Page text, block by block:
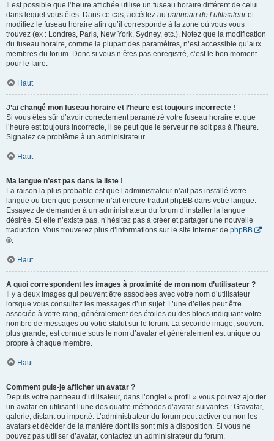
Il est possible que l’heure affichée utilise un fuseau horaire différent de celui
dans lequel vous êtes. Dans ce cas, accédez au panneau de l’utilisateuret
modifiez le fuseau horaire afin qu’il corresponde à la zone où vous vous
trouvez (ex : Londres, Paris, New York, Sydney, etc.). Notez que la modification
du fuseau horaire, comme la plupart des paramètres, n’est accessible qu’aux
membres du forum. Donc si vous n’êtes pas enregistré, c’est le bon moment
pour le faire.
Haut
J’ai changé mon fuseau horaire et l’heure est toujours incorrecte !
Si vous êtes sûr d’avoir correctement paramétré votre fuseau horaire et que
l’heure est toujours incorrecte, il se peut que le serveur ne soit pas à l’heure.
Signalez ce problème à un administrateur.
Haut
Ma langue n’est pas dans la liste !
La raison la plus probable est que l’administrateur n’ait pas installé votre
langue ou bien que personne n’ait encore traduit phpBB dans votre langue.
Essayez de demander à un administrateur du forum d’installer la langue
désirée. Si elle n’existe pas, n’hésitez pas à créer et partager une nouvelle
traduction. Vous trouverez plus d’informations sur le site Internet de phpBB
®.
Haut
A quoi correspondent les images à proximité de mon nom d’utilisateur ?
Il y a deux images qui peuvent être associées avec votre nom d’utilisateur
lorsque vous consultez les messages d’un sujet. L’une d’elles peut être
associée à votre rang, généralement des étoiles ou des blocs indiquant votre
nombre de messages ou votre statut sur le forum. La seconde image, souvent
plus grande, est connue sous le nom d’avatar et généralement est unique ou
propre à chaque membre.
Haut
Comment puis-je afficher un avatar ?
Depuis votre panneau d’utilisateur, dans l’onglet « profil » vous pouvez ajouter
un avatar en utilisant l’une des quatre méthodes d’avatar suivantes : Gravatar,
galerie, distant ou importé. L’administrateur du forum peut activer ou non les
avatars et décider de la manière dont ils sont mis à disposition. Si vous ne
pouvez pas utiliser d’avatar, contactez un administrateur du forum.